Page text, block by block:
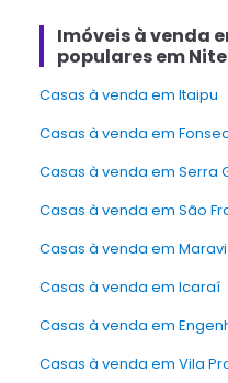
Imóveis à venda em bairros mais
populares em
Casas à venda em Itaipu
Casas à venda em
Casas à venda em Serra
Casas à venda em São
Casas à venda em
Casas à venda em Icaraí
Casas à venda em
Casas à venda em Vila